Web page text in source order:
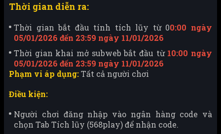
Thời gian diễn ra:
Thời gian bắt đầu tính tích lũy từ 00:00 ngày
05/01/2026 đến 23:59 ngày 11/01/2026
Thời gian khai mở subweb bắt đầu từ 10:00 ngày
05/01/2026 đến 23:59 ngày 11/01/2026
Phạm vi áp dụng:Tất cả người chơi
Điều kiện:
Người chơi đăng nhập vào ngân hàng code và
chọn Tab Tích lũy (568play) để nhận code.